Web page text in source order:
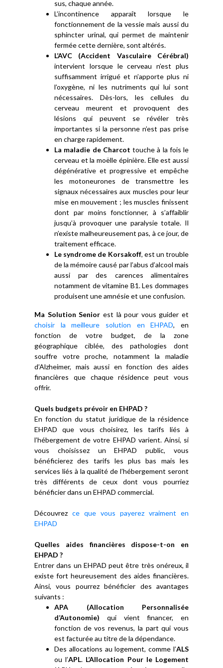
sus, chaque année.
L’incontinence apparaît lorsque le
fonctionnement de la vessie mais aussi du
sphincter urinal, qui permet de maintenir
fermée cette dernière, sont altérés.
L’AVC (Accident Vasculaire Cérébral)
intervient lorsque le cerveau n’est plus
suffisamment irrigué et n’apporte plus ni
l’oxygène, ni les nutriments qui lui sont
nécessaires. Dès-lors, les cellules du
cerveau meurent et provoquent des
lésions qui peuvent se révéler très
importantes si la personne n’est pas prise
en charge rapidement.
La maladie de Charcot touche à la fois le
cerveau et la moëlle épinière. Elle est aussi
dégénérative et progressive et empêche
les motoneurones de transmettre les
signaux nécessaires aux muscles pour leur
mise en mouvement ; les muscles finissent
dont par moins fonctionner, à s’affaiblir
jusqu’à provoquer une paralysie totale. Il
n’existe malheureusement pas, à ce jour, de
traitement efficace.
Le syndrome de Korsakoff, est un trouble
de la mémoire causé par l’abus d’alcool mais
aussi par des carences alimentaires
notamment de vitamine B1. Les dommages
produisent une amnésie et une confusion.
Ma Solution Senior est là pour vous guider et
choisir la meilleure solution en EHPAD, en
fonction de votre budget, de la zone
géographique ciblée, des pathologies dont
souffre votre proche, notamment la maladie
d’Alzheimer, mais aussi en fonction des aides
financières que chaque résidence peut vous
offrir.
Quels budgets prévoir en EHPAD ?
En fonction du statut juridique de la résidence
EHPAD que vous choisirez, les tarifs liés à
l’hébergement de votre EHPAD varient. Ainsi, si
vous choisissez un EHPAD public, vous
bénéficierez des tarifs les plus bas mais les
services liés à la qualité de l’hébergement seront
très différents de ceux dont vous pourriez
bénéficier dans un EHPAD commercial.
Découvrez ce que vous payerez vraiment en
EHPAD
Quelles aides financières dispose-t-on en
EHPAD ?
Entrer dans un EHPAD peut être très onéreux, il
existe fort heureusement des aides financières.
Ainsi, vous pourrez bénéficier des avantages
suivants :
APA (Allocation Personnalisée
d’Autonomie) qui vient financer, en
fonction de vos revenus, la part qui vous
est facturée au titre de la dépendance.
Des allocations au logement, comme l’ALS
ou l’APL. L’Allocation Pour le Logement